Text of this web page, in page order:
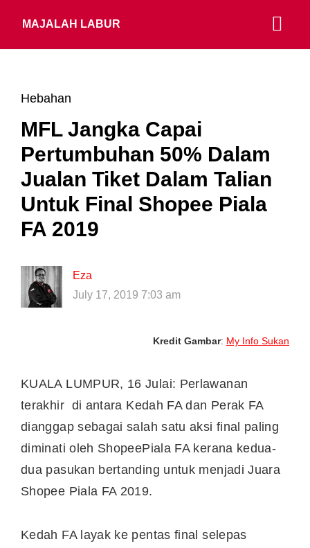
MAJALAH LABUR
Hebahan
MFL Jangka Capai
Pertumbuhan 50% Dalam
Jualan Tiket Dalam Talian
Untuk Final Shopee Piala
FA 2019
Eza
July 17, 2019 7:03 am
Kredit Gambar: My Info Sukan
KUALA LUMPUR, 16 Julai: Perlawanan
terakhir di antara Kedah FA dan Perak FA
dianggap sebagai salah satu aksi final paling
diminati oleh ShopeePiala FA kerana kedua-
dua pasukan bertanding untuk menjadi Juara
Shopee Piala FA 2019.
Kedah FA layak ke pentas final selepas